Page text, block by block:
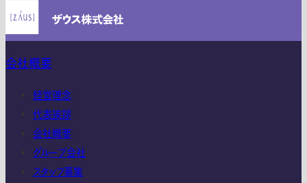
会社概要
経営理念
代表挨拶
会社概要
グループ会社
スタッフ募集